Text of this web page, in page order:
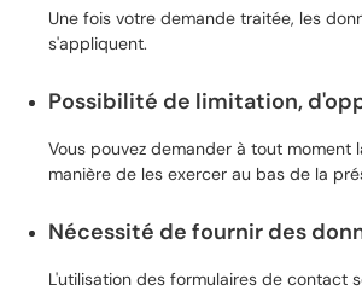
Une fois votre demande traitée, les
s'appliquent.
Possibilité de limitation,
Vous pouvez demander à tout moment
manière de les exercer au bas de la
Nécessité de fournir des
L'utilisation des formulaires de contact